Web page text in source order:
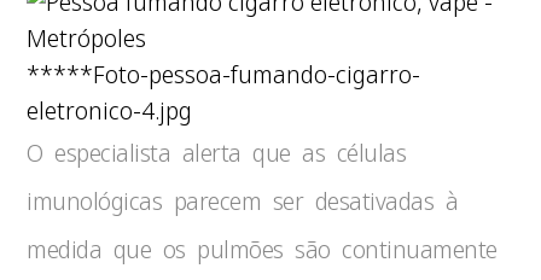
*****Foto-pessoa-fumando-cigarro-
eletronico-4.jpg
O especialista alerta que as células
imunológicas parecem ser desativadas à
medida que os pulmões são continuamente